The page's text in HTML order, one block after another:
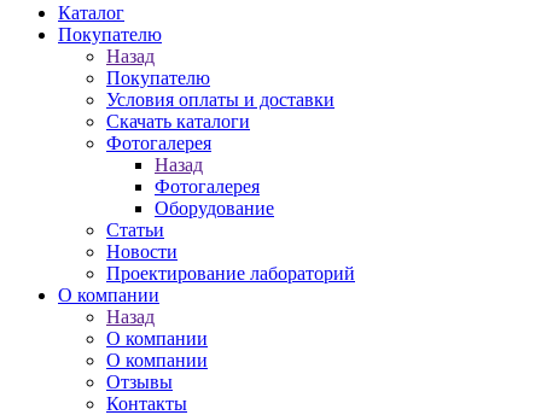
Каталог
Покупателю
Назад
Покупателю
Условия оплаты и доставки
Скачать каталоги
Фотогалерея
Назад
Фотогалерея
Оборудование
Статьи
Новости
Проектирование лабораторий
О компании
Назад
О компании
О компании
Отзывы
Контакты